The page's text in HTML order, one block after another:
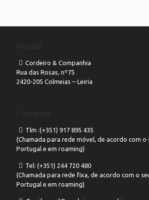
Cordeiro & Companhia
Rua das Rosas, nº75
2420-205 Colmeias – Leiria
Tlm :(+351) 917 895 435
(Chamada para rede móvel, de acordo com o
Portugal e em roaming)
Tel: (+351) 244 720 480
(Chamada para rede fixa, de acordo com o
Portugal e em roaming)